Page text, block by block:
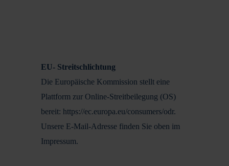
EU- Streitschlichtung
Die Europäische Kommission stellt eine
Plattform zur Online-Streitbeilegung (OS)
bereit: https://ec.europa.eu/consumers/odr.
Unsere E-Mail-Adresse finden Sie oben im
Impressum.